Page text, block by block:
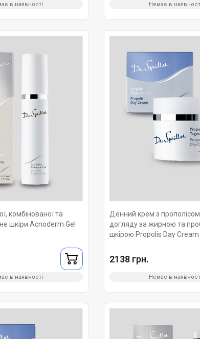
в наявності Немає в
комбінованої та
шкіри Acnoderm Gel
в наявності
Денний крем з
догляду за жирною та
шкірою Propolis Day Cream
2138 грн.
Немає в